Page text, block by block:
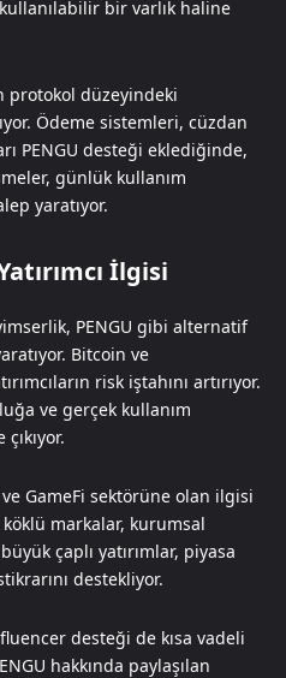
kullanılabilir bir varlık haline
protokol düzeyindeki
Ödeme sistemleri, cüzdan
PENGU desteği eklediğinde,
günlük kullanım
yaratıyor.
İlgisi
PENGU gibi alternatif
Bitcoin ve
risk iştahını artırıyor.
ve gerçek kullanım
ve GameFi sektörüne olan ilgisi
markalar, kurumsal
çaplı yatırımlar, piyasa
destekliyor.
desteği de kısa vadeli
hakkında paylaşılan